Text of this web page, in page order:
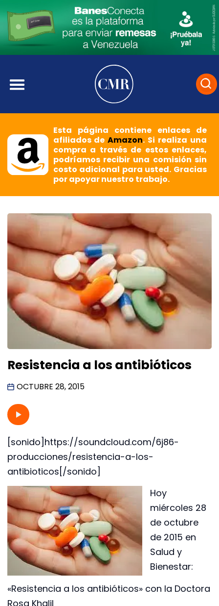
Esta página contiene enlaces de
afiliados deAmazon. Si realiza una
compra a través de estos enlaces,
podríamos recibir una comisión sin
costo adicional para usted. Gracias
por apoyar nuestro trabajo.
Resistencia a los antibióticos
OCTUBRE 28, 2015
[sonido]https://soundcloud.com/6j86-
producciones/resistencia-a-los-
antibioticos[/sonido]
Hoy
miércoles 28
de octubre
de 2015 en
Salud y
Bienestar:
«Resistencia a los antibióticos» con la Doctora
Rosa Khalil